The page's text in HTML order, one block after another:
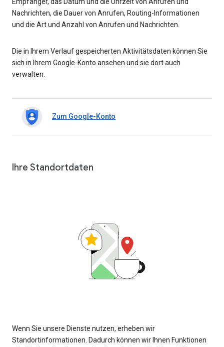
Empfänger, das Datum und die Uhrzeit von Anrufen und
Nachrichten, die Dauer von Anrufen, Routing-Informationen
und die Art und Anzahl von Anrufen und Nachrichten.
Die in Ihrem Verlauf gespeicherten Aktivitätsdaten können Sie
sich in Ihrem Google-Konto ansehen und sie dort auch
verwalten.
Zum Google-Konto
Ihre Standortdaten
Wenn Sie unsere Dienste nutzen, erheben wir
Standortinformationen. Dadurch können wir Ihnen Funktionen